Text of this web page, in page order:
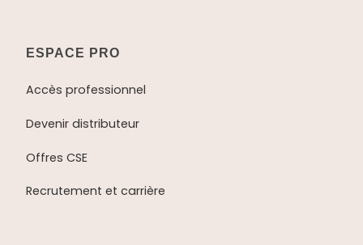
ESPACE PRO
Accès professionnel
Devenir distributeur
Offres CSE
Recrutement et carrière